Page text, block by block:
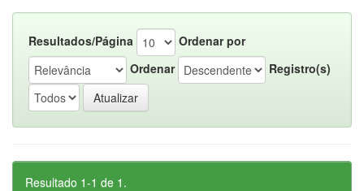
Resultados/Página
Ordenar por
Ordenar
Registro(s)
Resultado 1-1 de 1.